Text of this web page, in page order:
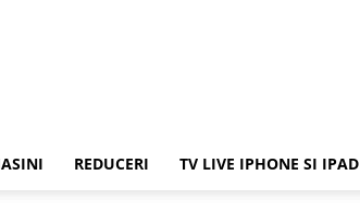
REDUCERI TV LIVE IPHONE SI IPAD